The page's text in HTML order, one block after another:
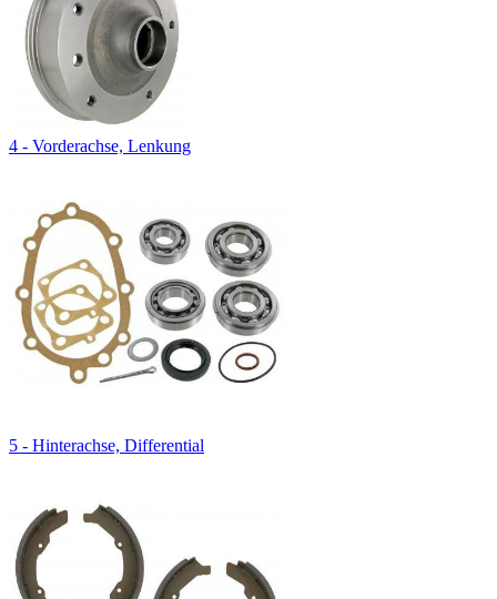
4 - Vorderachse, Lenkung
5 - Hinterachse, Differential